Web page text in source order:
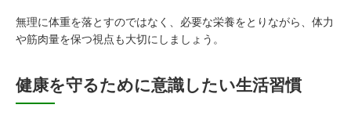
無理に体重を落とすのではなく、必要な栄養をとりながら、体力
や筋肉量を保つ視点も大切にしましょう。
健康を守るために意識したい生活習慣